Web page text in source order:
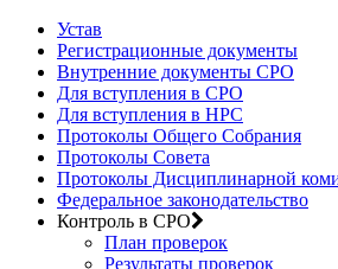
Устав
Регистрационные документы
Внутренние документы СРО
Для вступления в СРО
Для вступления в НРС
Протоколы Общего Собрания
Протоколы Совета
Протоколы Дисциплинарной
Федеральное законодательство
Контроль в СРО
План проверок
Результаты проверок